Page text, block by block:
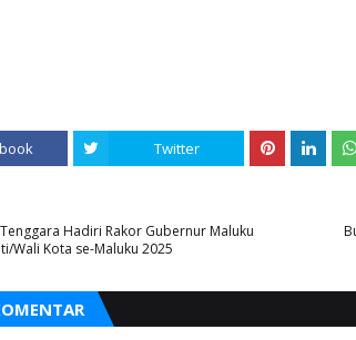
Twitter
Hadiri Rakor Gubernur Maluku
Wali Kota se-Maluku 2025